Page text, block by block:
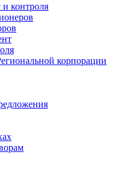
контроля
корпорации